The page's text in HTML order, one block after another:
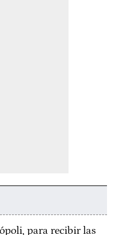
para recibir las